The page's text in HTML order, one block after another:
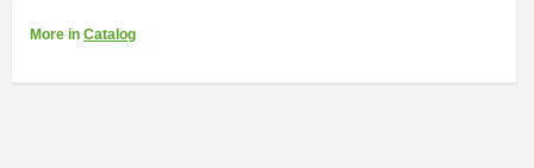
More in Catalog